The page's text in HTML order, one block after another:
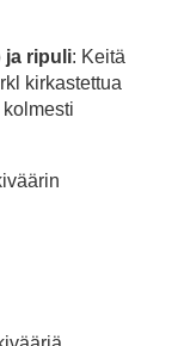
ja ripuli: Keitä
kirkastettua